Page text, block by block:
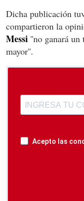
Dicha publicación
compartieron la
Messi ''no ganará
mayor''.
Acepto las